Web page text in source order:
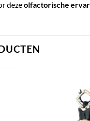
dezeolfactorische